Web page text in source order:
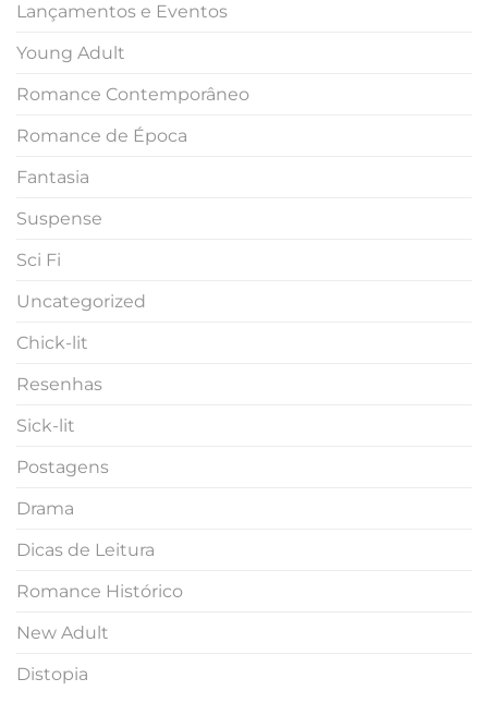
Lançamentos e Eventos
Young Adult
Romance Contemporâneo
Romance de Época
Fantasia
Suspense
Sci Fi
Uncategorized
Chick-lit
Resenhas
Sick-lit
Postagens
Drama
Dicas de Leitura
Romance Histórico
New Adult
Distopia